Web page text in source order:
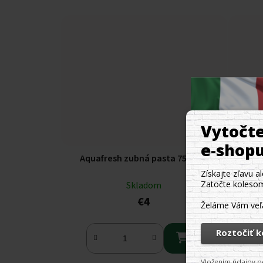
Aquafresh zubná pasta 75 ml
Skladom
€4
